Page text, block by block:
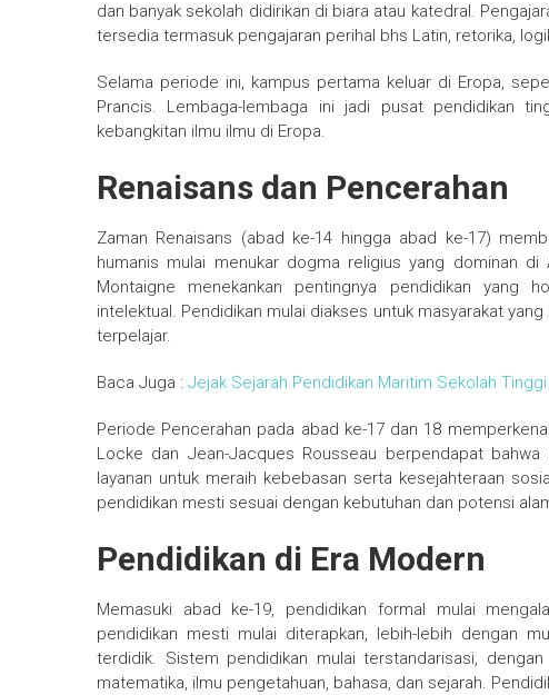
dan banyak sekolah didirikan di biara atau katedral.
tersedia termasuk pengajaran perihal bhs Latin, retorika,
Selama periode ini, kampus pertama keluar di Eropa,
Prancis. Lembaga-lembaga ini jadi pusat pendidikan
kebangkitan ilmu ilmu di Eropa.
Renaisans dan Pencerahan
Zaman Renaisans (abad ke-14 hingga abad ke-17)
humanis mulai menukar dogma religius yang dominan
Montaigne menekankan pentingnya pendidikan yang
intelektual. Pendidikan mulai diakses untuk masyarakat
terpelajar.
Baca Juga : Jejak Sejarah Pendidikan Maritim Sekolah
Periode Pencerahan pada abad ke-17 dan 18
Locke dan Jean-Jacques Rousseau berpendapat
layanan untuk meraih kebebasan serta kesejahteraan
pendidikan mesti sesuai dengan kebutuhan dan potensi
Pendidikan di Era Modern
Memasuki abad ke-19, pendidikan formal mulai
pendidikan mesti mulai diterapkan, lebih-lebih dengan
terdidik. Sistem pendidikan mulai terstandarisasi,
matematika, ilmu pengetahuan, bahasa, dan sejarah.